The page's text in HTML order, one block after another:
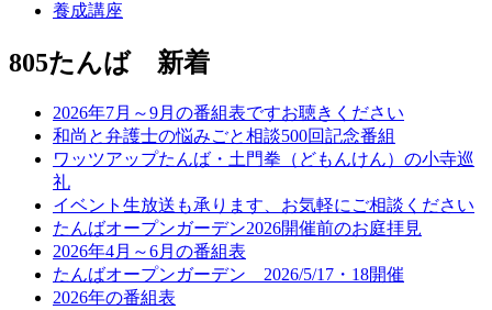
養成講座
805たんば 新着
2026年7月～9月の番組表ですお聴きください
和尚と弁護士の悩みごと相談500回記念番組
ワッツアップたんば・土門拳（どもんけん）の小寺巡
礼
イベント生放送も承ります、お気軽にご相談ください
たんばオープンガーデン2026開催前のお庭拝見
2026年4月～6月の番組表
たんばオープンガーデン 2026/5/17・18開催
2026年の番組表